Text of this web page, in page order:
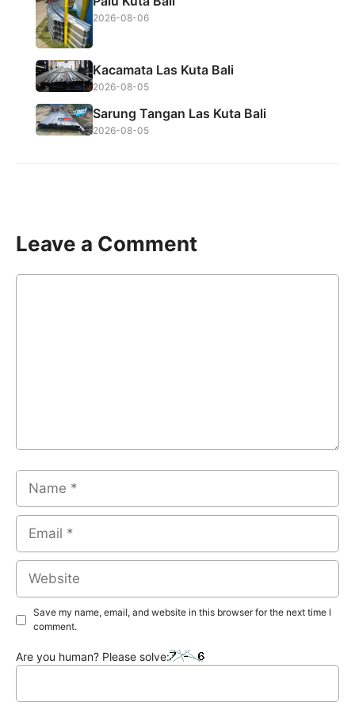
2026-08-06
Kacamata Las Kuta Bali
2026-08-05
Sarung Tangan Las Kuta Bali
2026-08-05
Leave a Comment
Comment
Name
Email
Website
Save my name, email, and website in this browser for the next time I
comment.
Are you human? Please solve: